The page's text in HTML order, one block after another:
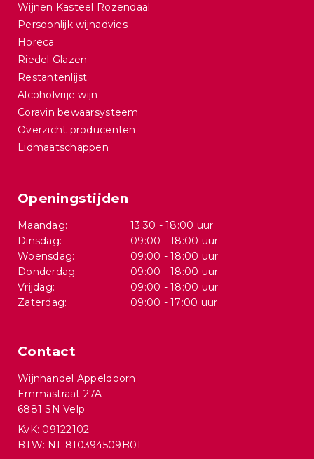
Wijnen Kasteel Rozendaal
Persoonlijk wijnadvies
Horeca
Riedel Glazen
Restantenlijst
Alcoholvrije wijn
Coravin bewaarsysteem
Overzicht producenten
Lidmaatschappen
Openingstijden
Maandag:
13:30 - 18:00 uur
Dinsdag:
09:00 - 18:00 uur
Woensdag:
09:00 - 18:00 uur
Donderdag:
09:00 - 18:00 uur
Vrijdag:
09:00 - 18:00 uur
Zaterdag:
09:00 - 17:00 uur
Contact
Wijnhandel Appeldoorn
Emmastraat 27A
6881 SN Velp
KvK: 09122102
BTW: NL.810394509B01